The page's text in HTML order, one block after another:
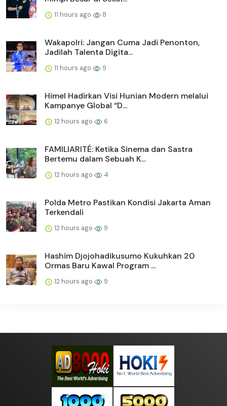
11 hours ago 8
Wakapolri: Jangan Cuma Jadi Penonton,
Jadilah Talenta Digita...
11 hours ago 9
Himel Hadirkan Visi Hunian Modern melalui
Kampanye Global “D...
12 hours ago 6
FAMILIARITÉ: Ketika Sinema dan Sastra
Bertemu dalam Sebuah K...
12 hours ago 4
Polda Metro Pastikan Kondisi Jakarta Aman
Terkendali
12 hours ago 9
Hashim Djojohadikusumo Kukuhkan 20
Ormas Baru Kawal Program ...
12 hours ago 9